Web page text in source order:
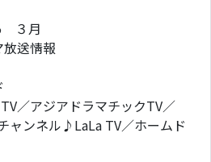
３月
送情報
／アジアドラマチックTV／
ャンネル♪LaLa TV／ホームド